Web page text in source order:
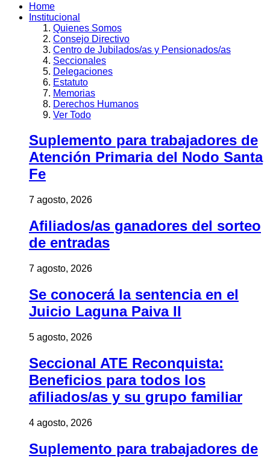
Home
Institucional
Quienes Somos
Consejo Directivo
Centro de Jubilados/as y Pensionados/as
Seccionales
Delegaciones
Estatuto
Memorias
Derechos Humanos
Ver Todo
Suplemento para trabajadores de
Atención Primaria del Nodo Santa
Fe
7 agosto, 2026
Afiliados/as ganadores del sorteo
de entradas
7 agosto, 2026
Se conocerá la sentencia en el
Juicio Laguna Paiva II
5 agosto, 2026
Seccional ATE Reconquista:
Beneficios para todos los
afiliados/as y su grupo familiar
4 agosto, 2026
Suplemento para trabajadores de